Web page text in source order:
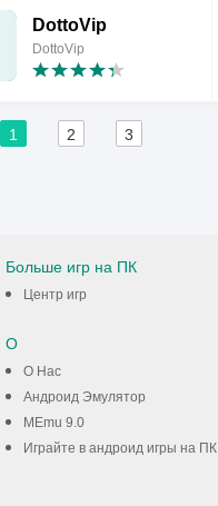
DottoVip
DottoVip
1 2 3
Больше игр на ПК
Центр игр
О
О Нас
Андроид Эмулятор
MEmu 9.0
Играйте в андроид игры на ПК